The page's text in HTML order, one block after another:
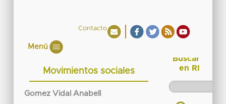
Contacto
Menú
Movimientos sociales
Gomez Vidal Anabell
Buscar
en RI